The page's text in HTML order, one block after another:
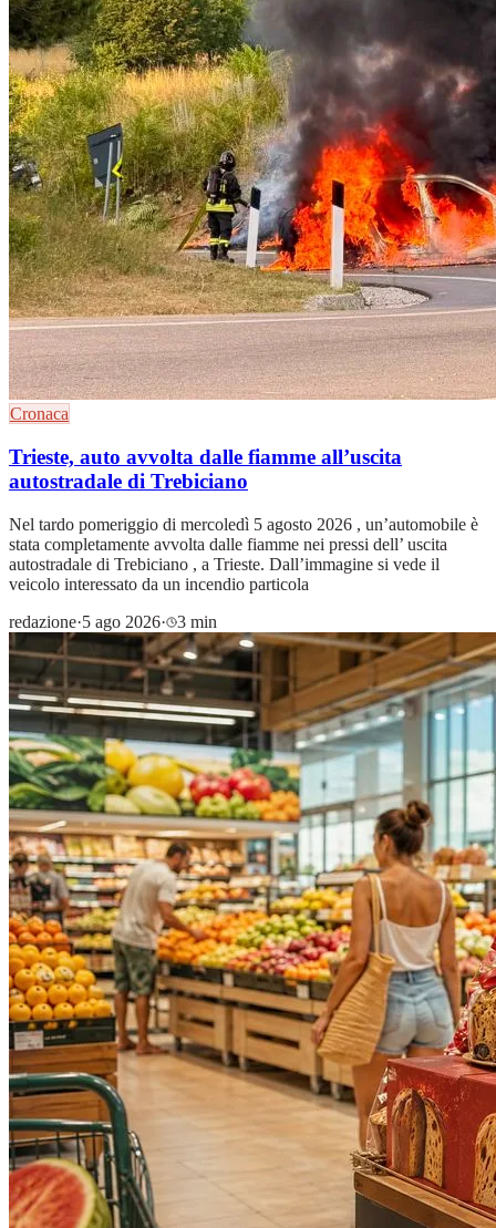
Cronaca
Trieste, auto avvolta dalle fiamme all’uscita
autostradale di Trebiciano
Nel tardo pomeriggio di mercoledì 5 agosto 2026 , un’automobile è
stata completamente avvolta dalle fiamme nei pressi dell’ uscita
autostradale di Trebiciano , a Trieste. Dall’immagine si vede il
veicolo interessato da un incendio particola
redazione·5 ago 2026· 3 min